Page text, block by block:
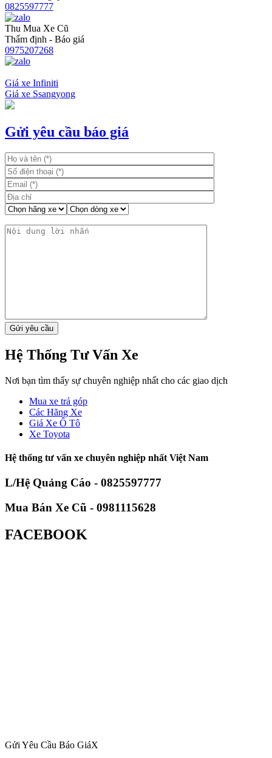
0825597777
Thu Mua Xe Cũ
Thẩm định - Báo giá
0975207268
Điều
hướng
bài
Giá xe Infiniti
Giá xe Ssangyong
Gửi yêu cầu báo giá
Hệ Thống Tư Vấn Xe
Nơi bạn tìm thấy sự chuyên nghiệp nhất cho các giao dịch
Mua xe trả góp
Các Hãng Xe
Giá Xe Ô Tô
Xe Toyota
Hệ thống tư vấn xe chuyên nghiệp nhất Việt Nam
L/Hệ Quảng Cáo - 0825597777
Mua Bán Xe Cũ - 0981115628
FACEBOOK
Gửi Yêu Cầu Báo GiáX